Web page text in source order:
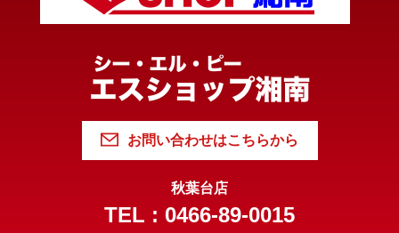
お問い合わせはこちらから
秋葉台店
TEL : 0466-89-0015